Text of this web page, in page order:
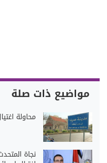
مواضيع ذات صلة
محاولة
نجاة